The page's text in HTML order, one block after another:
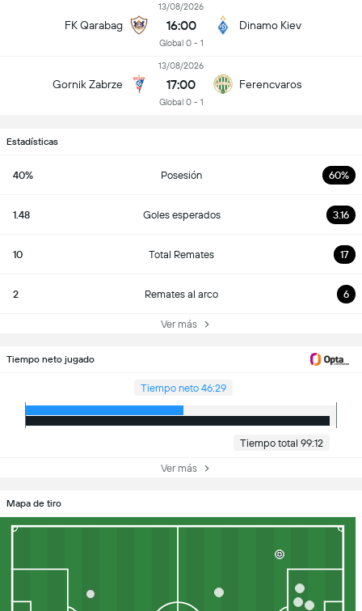
FK Qarabag
13/08/2026
16:00
Global 0 - 1
Dinamo Kiev
Gornik Zabrze
13/08/2026
17:00
Global 0 - 1
Ferencvaros
Estadísticas
40% Posesión 60%
1.48 Goles esperados 3.16
10 Total Remates 17
2 Remates al arco 6
Ver más
Tiempo neto jugado
Tiempo neto 46:29
Tiempo total 99:12
Ver más
Mapa de tiro